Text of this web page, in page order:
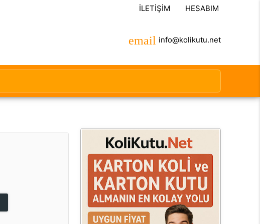
İLETIŞIM HESABIM
info@kolikutu.net